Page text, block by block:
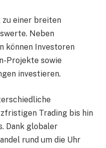
einer breiten
Neben
können Investoren
Projekte sowie
investieren.
Trading bis hin
Dank globaler
rund um die Uhr